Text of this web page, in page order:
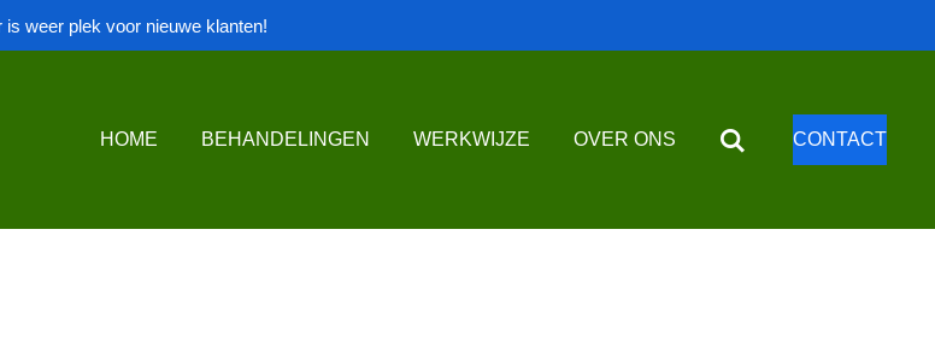
is weer plek voor nieuwe klanten!
HOME BEHANDELINGEN WERKWIJZE OVER ONS CONTACT